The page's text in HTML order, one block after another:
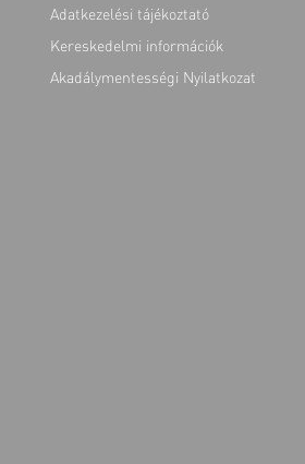
Adatkezelési tájékoztató
Kereskedelmi információk
Akadálymentességi Nyilatkozat